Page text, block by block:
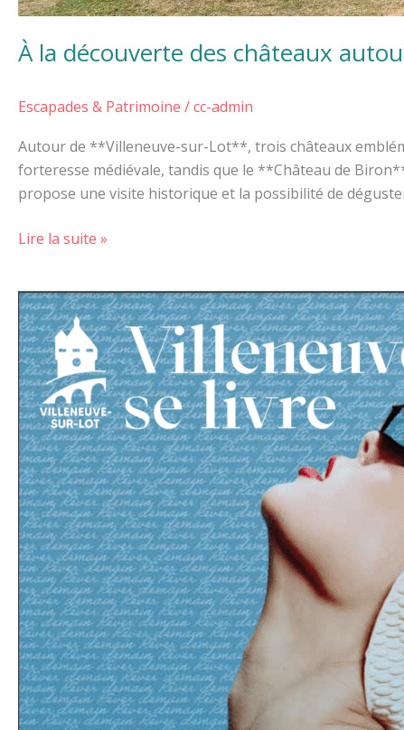
À la découverte des châteaux
Escapades & Patrimoine /cc-admin
Autour de **Villeneuve-sur-Lot**, trois châteaux
forteresse médiévale, tandis que le **Château de
propose une visite historique et la possibilité de
Lire la suite »
Festival
littéraire
“Villeneuve
se
Livre”